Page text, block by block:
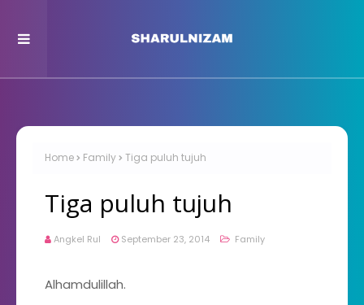
Home Family Tiga puluh tujuh
Tiga puluh tujuh
Angkel Rul September 23, 2014 Family
Alhamdulillah.